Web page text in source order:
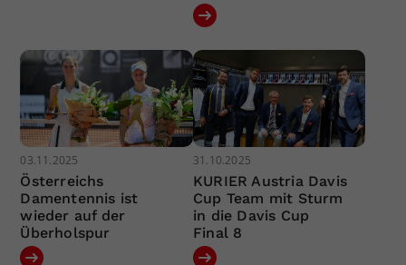
03.11.2025
Österreichs
Damentennis ist
wieder auf der
Überholspur
31.10.2025
KURIER Austria Davis
Cup Team mit Sturm
in die Davis Cup
Final 8